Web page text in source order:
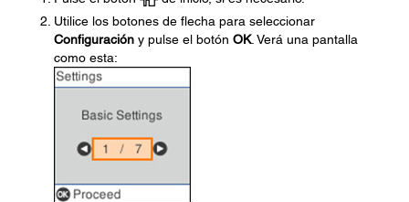
Utilice los botones de flecha para seleccionar
Configuración y pulse el botón OK. Verá una pantalla
como esta: